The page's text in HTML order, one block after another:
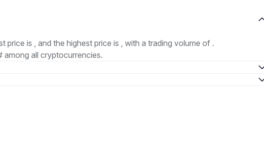
price is , and the highest price is , with a trading volume of .
among all cryptocurrencies.